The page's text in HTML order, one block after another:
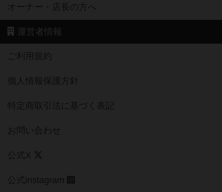
オーナー・店長の方へ
運営者情報
ご利用規約
個人情報保護方針
特定商取引法に基づく表記
お問い合わせ
公式X
公式instagram